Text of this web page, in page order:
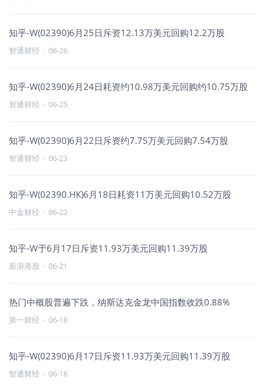
知乎-W(02390)6月25日斥资12.13万美元回购12.2万股
智通财经 · 06-26
知乎-W(02390)6月24日耗资约10.98万美元回购约10.75万股
智通财经 · 06-25
知乎-W(02390)6月22日斥资约7.75万美元回购7.54万股
智通财经 · 06-23
知乎-W(02390.HK)6月18日耗资11万美元回购10.52万股
中金财经 · 06-22
知乎-W于6月17日斥资11.93万美元回购11.39万股
新浪港股 · 06-21
热门中概股普遍下跌，纳斯达克金龙中国指数收跌0.88%
第一财经 · 06-18
知乎-W(02390)6月17日斥资11.93万美元回购11.39万股
智通财经 · 06-18